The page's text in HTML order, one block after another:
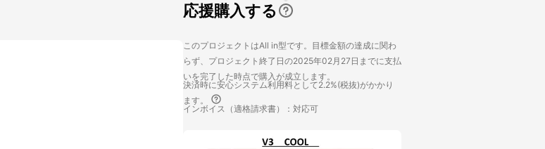
応援購入する
このプロジェクトはAll in型です。目標金額の達成に関わ
らず、プロジェクト終了日の2025年02月27日までに支払
いを完了した時点で購入が成立します。
決済時に安心システム利用料として2.2%(税抜)がかかり
ます。
インボイス（適格請求書）：対応可